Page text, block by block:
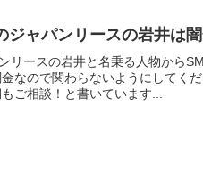
ャパンリースの岩井は闇
リースの岩井と名乗る人物から
なので関わらないようにしてく
ご相談！と書いています...